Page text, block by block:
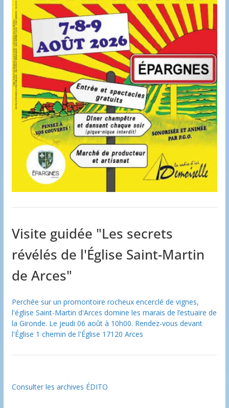
Visite guidée "Les secrets
révélés de l'Église Saint-Martin
de Arces"
Perchée sur un promontoire rocheux encerclé de vignes,
l'église Saint-Martin d'Arces domine les marais de l’estuaire de
la Gironde. Le jeudi 06 août à 10h00. Rendez-vous devant
l'Église 1 chemin de l'Église 17120 Arces
Consulter les archives ÉDITO